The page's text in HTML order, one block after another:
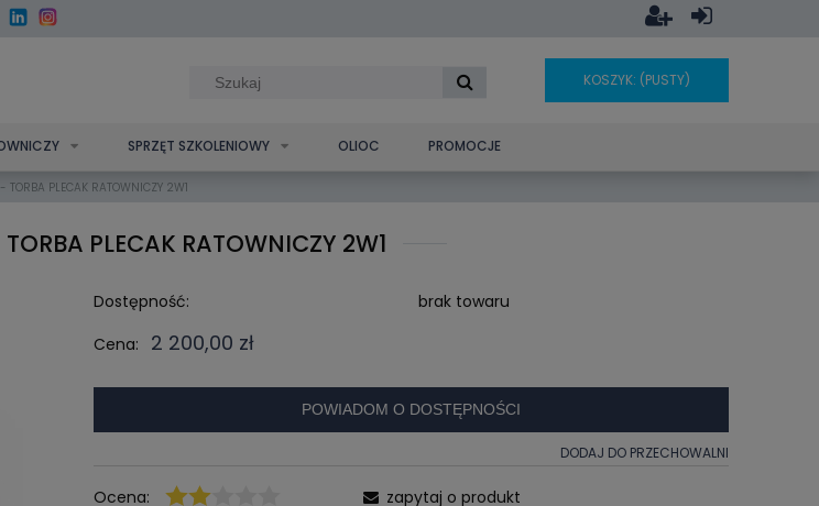
KOSZYK: (PUSTY)
SPRZĘT SZKOLENIOWY OLIOC PROMOCJE
TORBA PLECAK RATOWNICZY 2W1
PLECAK RATOWNICZY 2W1
Dostępność:
brak towaru
Cena:
2 200,00 zł
POWIADOM O DOSTĘPNOŚCI
DODAJ DO PRZECHOWALNI
Ocena:
zapytaj o produkt